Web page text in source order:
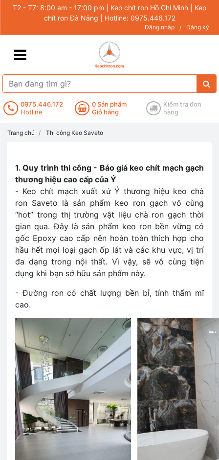
T2 - T7: 8:00 am - 17:00 pm | Keo chít ron Hồ Chí Minh | Keo
chít ron Đà Nẵng | Hotline: 0975.446.172
Đăng nhập / Đăng ký
0975.446.172
Hotline
0Sản phẩm
Giỏ hàng
Kiểm tra đơn
hàng
Trang chủ Thi công Keo Saveto
1. Quy trình thi công - Báo giá keo chít mạch gạch
thương hiệu cao cấp của Ý
- Keo chít mạch xuất xứ Ý thương hiệu keo chà
ron Saveto là sản phẩm keo ron gạch vô cùng
“hot” trong thị trường vật liệu chà ron gạch thời
gian qua. Đây là sản phẩm keo ron bền vững có
gốc Epoxy cao cấp nên hoàn toàn thích hợp cho
hầu hết mọi loại gạch ốp lát và các khu vực, vị trí
đa dạng trong nội thất. Vì vậy, sẽ vô cùng tiện
dụng khi bạn sở hữu sản phẩm này.
- Đường ron có chất lượng bền bỉ, tính thẩm mĩ
cao.